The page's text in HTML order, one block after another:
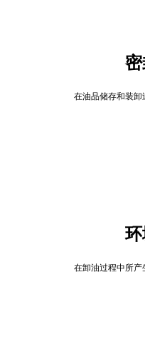
在油品储存和装卸
在卸油过程中所产